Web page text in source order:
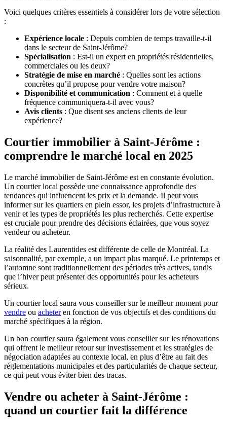
Voici quelques critères essentiels à considérer lors de votre sélection
:
Expérience locale : Depuis combien de temps travaille-t-il
dans le secteur de Saint-Jérôme?
Spécialisation : Est-il un expert en propriétés résidentielles,
commerciales ou les deux?
Stratégie de mise en marché : Quelles sont les actions
concrètes qu’il propose pour vendre votre maison?
Disponibilité et communication : Comment et à quelle
fréquence communiquera-t-il avec vous?
Avis clients : Que disent ses anciens clients de leur
expérience?
Courtier immobilier à Saint-Jérôme :
comprendre le marché local en 2025
Le marché immobilier de Saint-Jérôme est en constante évolution.
Un courtier local possède une connaissance approfondie des
tendances qui influencent les prix et la demande. Il peut vous
informer sur les quartiers en plein essor, les projets d’infrastructure à
venir et les types de propriétés les plus recherchés. Cette expertise
est cruciale pour prendre des décisions éclairées, que vous soyez
vendeur ou acheteur.
La réalité des Laurentides est différente de celle de Montréal. La
saisonnalité, par exemple, a un impact plus marqué. Le printemps et
l’automne sont traditionnellement des périodes très actives, tandis
que l’hiver peut présenter des opportunités pour les acheteurs
sérieux.
Un courtier local saura vous conseiller sur le meilleur moment pour
vendre ou acheteren fonction de vos objectifs et des conditions du
marché spécifiques à la région.
Un bon courtier saura également vous conseiller sur les rénovations
qui offrent le meilleur retour sur investissement et les stratégies de
négociation adaptées au contexte local, en plus d’être au fait des
réglementations municipales et des particularités de chaque secteur,
ce qui peut vous éviter bien des tracas.
Vendre ou acheter à Saint-Jérôme :
quand un courtier fait la différence